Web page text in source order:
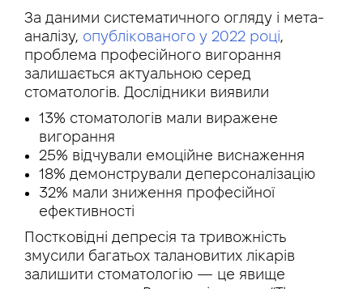
За даними систематичного огляду і мета-
аналізу, опублікованого у 2022 році
проблема професійного вигорання
залишається актуальною серед
стоматологів. Дослідники виявили
13% стоматологів мали виражене
вигорання
25% відчували емоційне виснаження
18% демонстрували деперсоналізацію
32% мали зниження професійної
ефективності
Постковідні депресія та тривожність
змусили багатьох талановитих лікарів
залишити стоматологію — це явище